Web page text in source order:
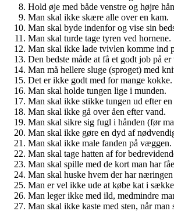
Hold øje med både venstre og højre
Man skal ikke skære alle over en kam.
Man skal byde indenfor og vise sin
Man skal turde tage tyren ved hornene.
Man skal ikke lade tvivlen komme ind
Den bedste måde at få et godt job på er
Man må hellere sluge (sproget) med
Det er ikke godt med for mange kokke.
Man skal holde tungen lige i munden.
Man skal ikke stikke tungen ud efter
Man skal ikke gå over åen efter vand.
Man skal sikre sig fugl i hånden (før
Man skal ikke gøre en dyd af
Man skal ikke male fanden på væggen.
Man skal tage hatten af for
Man skal spille med de kort man har
Man skal huske hvem der har
Man er vel ikke ude at købe kat i
Man leger ikke med ild, medmindre
Man skal ikke kaste med sten, når man